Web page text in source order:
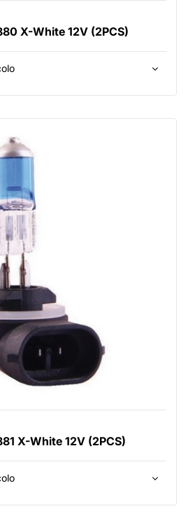
X-White 12V (2PCS)
X-White 12V (2PCS)